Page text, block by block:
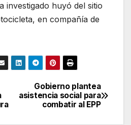
investigado huyó del sitio
en compañía de
Gobierno plantea
asistencia social para
combatir al EPP